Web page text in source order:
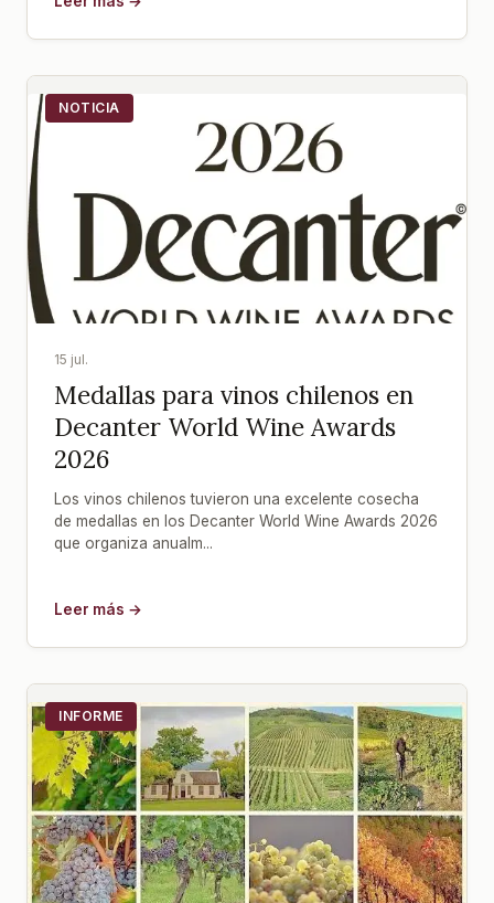
NOTICIA
15 jul.
Medallas para vinos chilenos en
Decanter World Wine Awards
2026
Los vinos chilenos tuvieron una excelente cosecha
de medallas en los Decanter World Wine Awards 2026
que organiza anualm...
Leer más →
INFORME